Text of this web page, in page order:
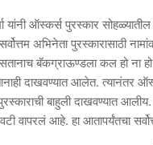
यांनी ऑस्कर्स पुरस्कार
सर्वोत्तम अभिनेता पुरस्कारासाठी
बॅकग्राऊण्डला कल हो ना
दाखवण्यात आलेत. त्यानंतर
बाहुली दाखवण्यात
वापरलं आहे. हा आतापर्यंतचा